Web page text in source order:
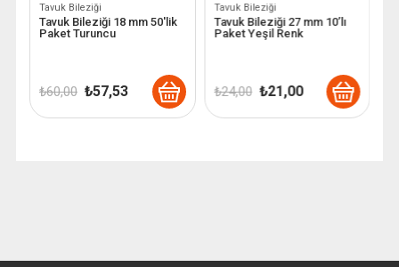
Tavuk Bileziği
Tavuk Bileziği 18 mm 50'lik
Paket Turuncu
₺60,00 Orijinal
₺ 60,00.
₺57,53Şu
andaki
fiyat:
Tavuk Bileziği
Tavuk Bileziği 27 mm 10’lı
Paket Yeşil Renk
₺24,00 Orijinal
₺ 24,00.
₺21,00Şu
andaki
fiyat: